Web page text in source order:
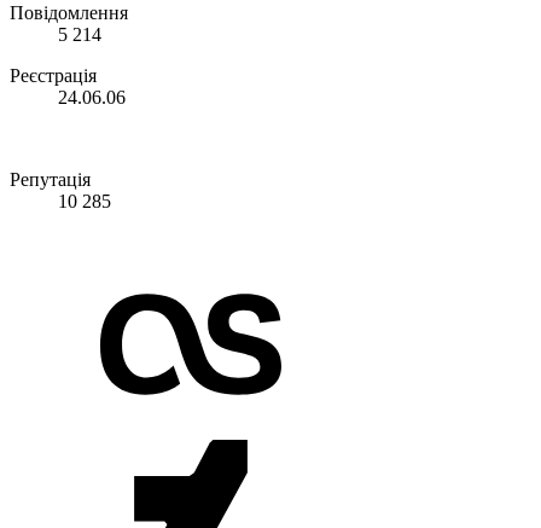
Повідомлення
5 214
Реєстрація
24.06.06
Репутація
10 285